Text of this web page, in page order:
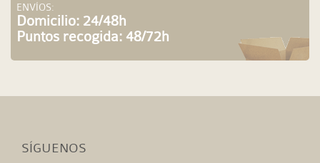
ENVÍOS:
Domicilio: 24/48h
Puntos recogida: 48/72h
SÍGUENOS